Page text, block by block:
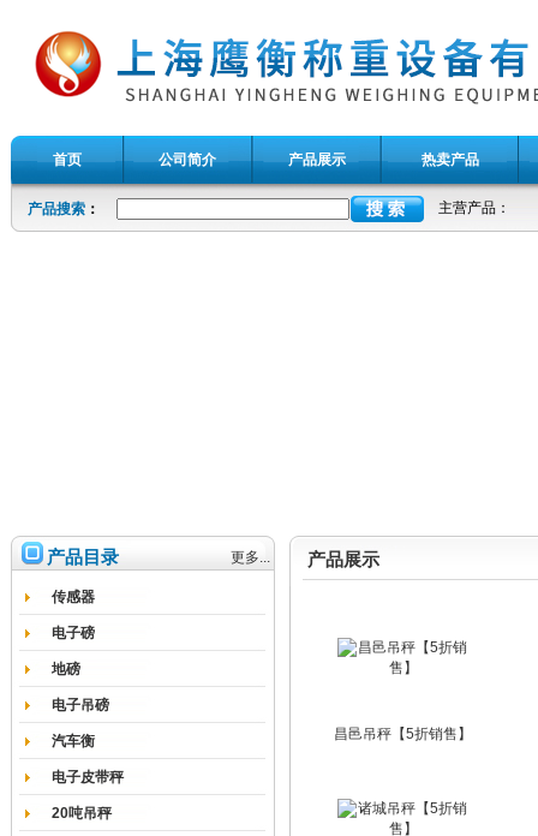
首页 公司简介 产品展示 热卖产品
产品搜索 ： 主营产品：
产品目录 更多...
传感器
电子磅
地磅
电子吊磅
汽车衡
电子皮带秤
20吨吊秤
产品展示
昌邑吊秤【5折销售】